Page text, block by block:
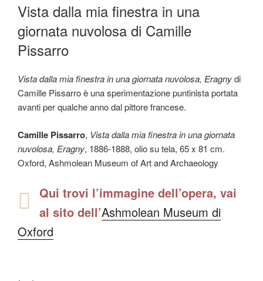
Vista dalla mia finestra in una
giornata nuvolosa di Camille
Pissarro
Vista dalla mia finestra in una giornata nuvolosa, Eragnydi
Camille Pissarro è una sperimentazione puntinista portata
avanti per qualche anno dal pittore francese.
Camille Pissarro, Vista dalla mia finestra in una giornata
nuvolosa, Eragny, 1886-1888, olio su tela, 65 x 81 cm.
Oxford, Ashmolean Museum of Art and Archaeology
Qui trovi l’immagine dell’opera, vai
al sito dell’Ashmolean Museum di
Oxford